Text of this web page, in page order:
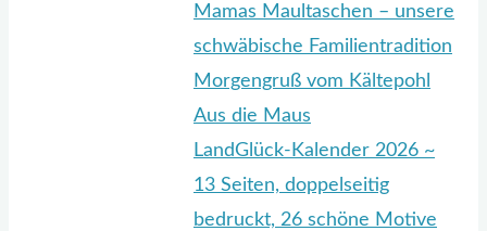
Mamas Maultaschen – unsere
schwäbische Familientradition
Morgengruß vom Kältepohl
Aus die Maus
LandGlück-Kalender 2026 ~
13 Seiten, doppelseitig
bedruckt, 26 schöne Motive